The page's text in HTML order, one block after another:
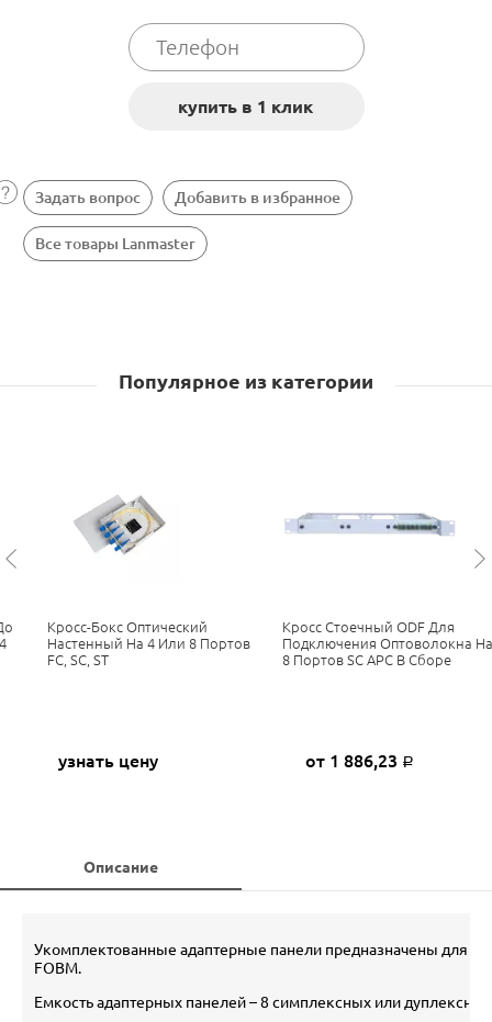
Задать вопрос Добавить в избранное
Все товары Lanmaster
Популярное из категории
Кросс-Бокс Оптический
Настенный На 4 Или 8 Портов
FC, SC, ST
узнать цену
Кросс Стоечный ODF Для
Подключения Оптоволокна На
8 Портов SC APC В Сборе
от 1 886,23 Р
Описание
Укомплектованные адаптерные панели предназначены для
FOBM.
Емкость адаптерных панелей – 8 симплексных или